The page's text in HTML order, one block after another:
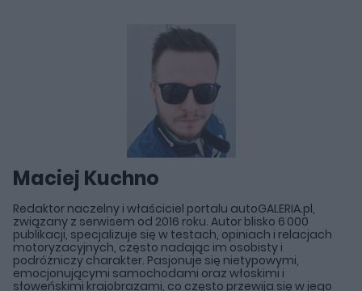
Maciej Kuchno
Redaktor naczelny i właściciel portalu autoGALERIA.pl,
związany z serwisem od 2016 roku. Autor blisko 6 000
publikacji, specjalizuje się w testach, opiniach i relacjach
motoryzacyjnych, często nadając im osobisty i
podróżniczy charakter. Pasjonuje się nietypowymi,
emocjonującymi samochodami oraz włoskimi i
słoweńskimi krajobrazami, co często przewija się w jego